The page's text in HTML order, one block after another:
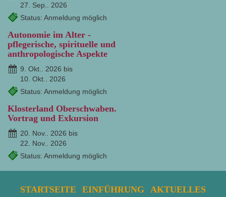
27. Sep.. 2026
Status: Anmeldung möglich
Autonomie im Alter -
pflegerische, spirituelle und
anthropologische Aspekte
9. Okt.. 2026 bis
10. Okt.. 2026
Status: Anmeldung möglich
Klosterland Oberschwaben.
Vortrag und Exkursion
20. Nov.. 2026 bis
22. Nov.. 2026
Status: Anmeldung möglich
STARTSEITE EINFÜHRUNG AKTUELLES